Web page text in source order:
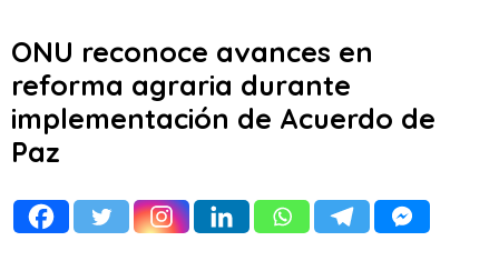
ONU reconoce avances en
reforma agraria durante
implementación de Acuerdo de
Paz